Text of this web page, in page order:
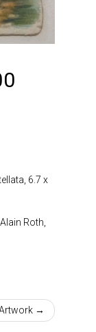
6.7 x
Roth,
→